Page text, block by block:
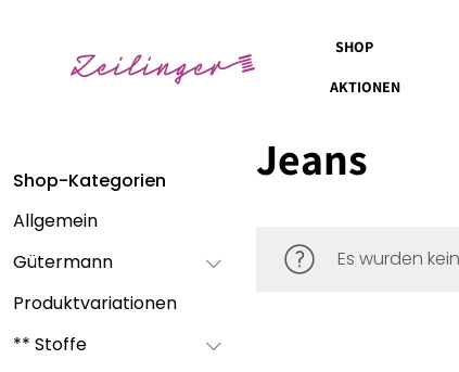
SHOP
AKTIONEN
Shop-Kategorien
Allgemein
Gütermann
Produktvariationen
** Stoffe
Jeans
Es wurden